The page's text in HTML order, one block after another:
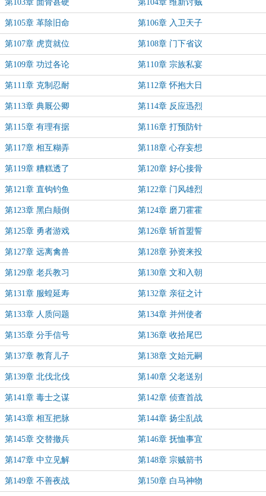
第103章 面骨甚硬 第104章 维新讨贼
第105章 革除旧命 第106章 入卫天子
第107章 虎贲就位 第108章 门下省议
第109章 功过各论 第110章 宗族私宴
第111章 克制忍耐 第112章 怀抱大日
第113章 典厩公卿 第114章 反应迅烈
第115章 有理有据 第116章 打预防针
第117章 相互糊弄 第118章 心存妄想
第119章 糟糕透了 第120章 好心接骨
第121章 直钩钓鱼 第122章 门风雄烈
第123章 黑白颠倒 第124章 磨刀霍霍
第125章 勇者游戏 第126章 斩首盟誓
第127章 远离禽兽 第128章 孙资来投
第129章 老兵教习 第130章 文和入朝
第131章 服蝗延寿 第132章 亲征之计
第133章 人质问题 第134章 并州使者
第135章 分手信号 第136章 收拾尾巴
第137章 教育儿子 第138章 文始元嗣
第139章 北伐北伐 第140章 父老送别
第141章 毒士之谋 第142章 侦查首战
第143章 相互把脉 第144章 扬尘乱战
第145章 交替撤兵 第146章 抚恤事宜
第147章 中立见解 第148章 宗贼箭书
第149章 不善夜战 第150章 白马神物